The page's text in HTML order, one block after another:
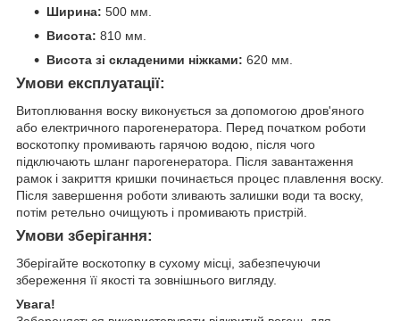
Ширина: 500 мм.
Висота: 810 мм.
Висота зі складеними ніжками: 620 мм.
Умови експлуатації:
Витоплювання воску виконується за допомогою дров'яного
або електричного парогенератора. Перед початком роботи
воскотопку промивають гарячою водою, після чого
підключають шланг парогенератора. Після завантаження
рамок і закриття кришки починається процес плавлення воску.
Після завершення роботи зливають залишки води та воску,
потім ретельно очищують і промивають пристрій.
Умови зберігання:
Зберігайте воскотопку в сухому місці, забезпечуючи
збереження її якості та зовнішнього вигляду.
Увага!